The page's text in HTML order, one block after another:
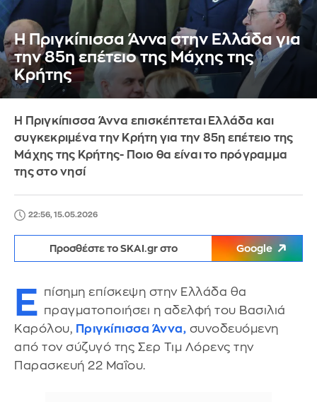
Η Πριγκίπισσα Άννα στην Ελλάδα για
την 85η επέτειο της Μάχης της
Κρήτης
Η Πριγκίπισσα Άννα επισκέπτεται Ελλάδα και
συγκεκριμένα την Κρήτη για την 85η επέτειο της
Μάχης της Κρήτης- Ποιο θα είναι το πρόγραμμα
της στο νησί
22:56, 15.05.2026
Προσθέστε το SKAI.gr στο Google
Ε πίσημη επίσκεψη στην Ελλάδα θα
πραγματοποιήσει η αδελφή του Βασιλιά
Καρόλου, Πριγκίπισσα Άννα, συνοδευόμενη
από τον σύζυγό της Σερ Τιμ Λόρενς την
Παρασκευή 22 Μαΐου.